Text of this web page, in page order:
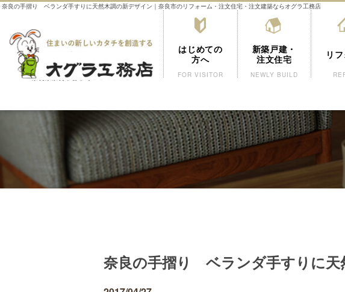
奈良の手摺り ベランダ手すりに天然木調の新デザイン｜奈良市のリフォーム・注文住宅・注文建築ならオグラ工務店
奈良県奈良市古市町２６４１－８
はじめての
方へ
FOR VISITOR
新築戸建・
注文住宅
NEWLY BUILD
リ
奈良の手摺り ベランダ手すりに天